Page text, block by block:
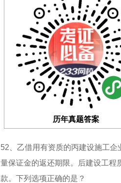
历年真题答案
52、乙借用有资质的丙建设施工
量保证金的返还期限。后建设工程
款。下列选项正确的是？